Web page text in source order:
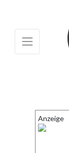
Anzeige